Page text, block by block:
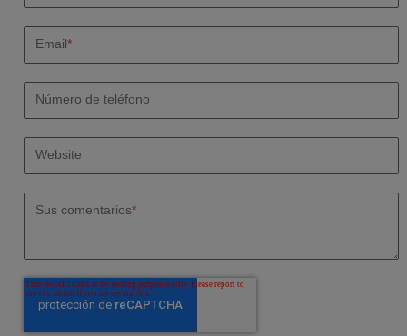
Email*
Número de teléfono
Website
Sus comentarios*